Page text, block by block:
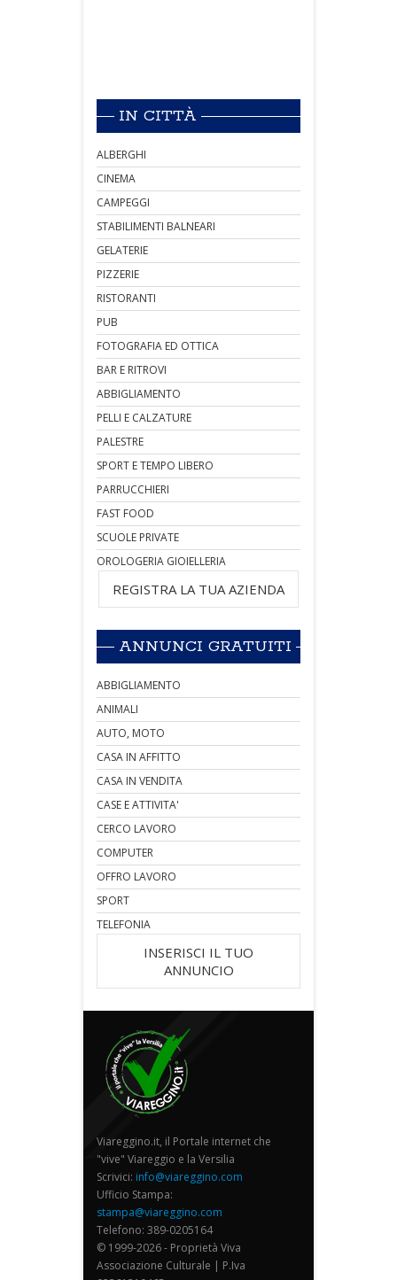
IN CITTÀ
ALBERGHI
CINEMA
CAMPEGGI
STABILIMENTI BALNEARI
GELATERIE
PIZZERIE
RISTORANTI
PUB
FOTOGRAFIA ED OTTICA
BAR E RITROVI
ABBIGLIAMENTO
PELLI E CALZATURE
PALESTRE
SPORT E TEMPO LIBERO
PARRUCCHIERI
FAST FOOD
SCUOLE PRIVATE
OROLOGERIA GIOIELLERIA
REGISTRA LA TUA AZIENDA
ANNUNCI GRATUITI
ABBIGLIAMENTO
ANIMALI
AUTO, MOTO
CASA IN AFFITTO
CASA IN VENDITA
CASE E ATTIVITA'
CERCO LAVORO
COMPUTER
OFFRO LAVORO
SPORT
TELEFONIA
INSERISCI IL TUO
ANNUNCIO
Viareggino.it, il Portale internet che
"vive" Viareggio e la Versilia
Scrivici: info@viareggino.com
Ufficio Stampa:
stampa@viareggino.com
Telefono: 389-0205164
© 1999-2026 - Proprietà Viva
Associazione Culturale | P.Iva